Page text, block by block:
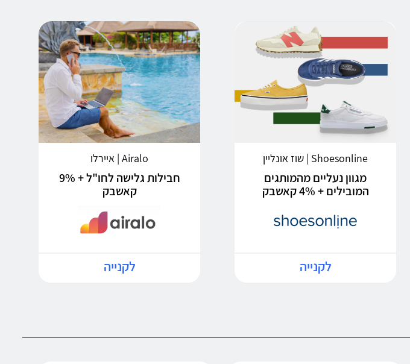
Shoesonline | שוז אונליין
מגוון נעליים מהמותגים
המובילים + 4% קאשבק
לקנייה
Airalo | איירלו
חבילות גלישה לחו"ל + 9%
קאשבק
לקנייה